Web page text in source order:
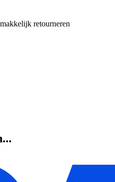
retourneren